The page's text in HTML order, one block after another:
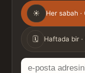
Gönderim
sıklığı
☀ Her sabah ·
🗓 Haftada bir
E-